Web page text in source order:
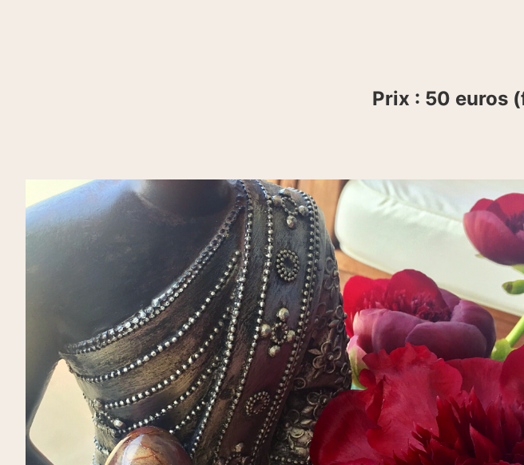
Prix : 50 euros